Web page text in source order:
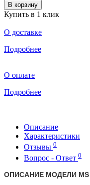
В корзину
Купить в 1 клик
О доставке
Подробнее
О оплате
Подробнее
Описание
Характеристики
Отзывы 0
Вопрос - Ответ 0
ОПИСАНИЕ МОДЕЛИ MS